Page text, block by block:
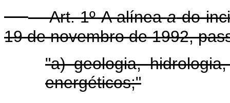
Art. 1º A alíneaado
19 de novembro de 1992,
"a) geologia,
energéticos;"